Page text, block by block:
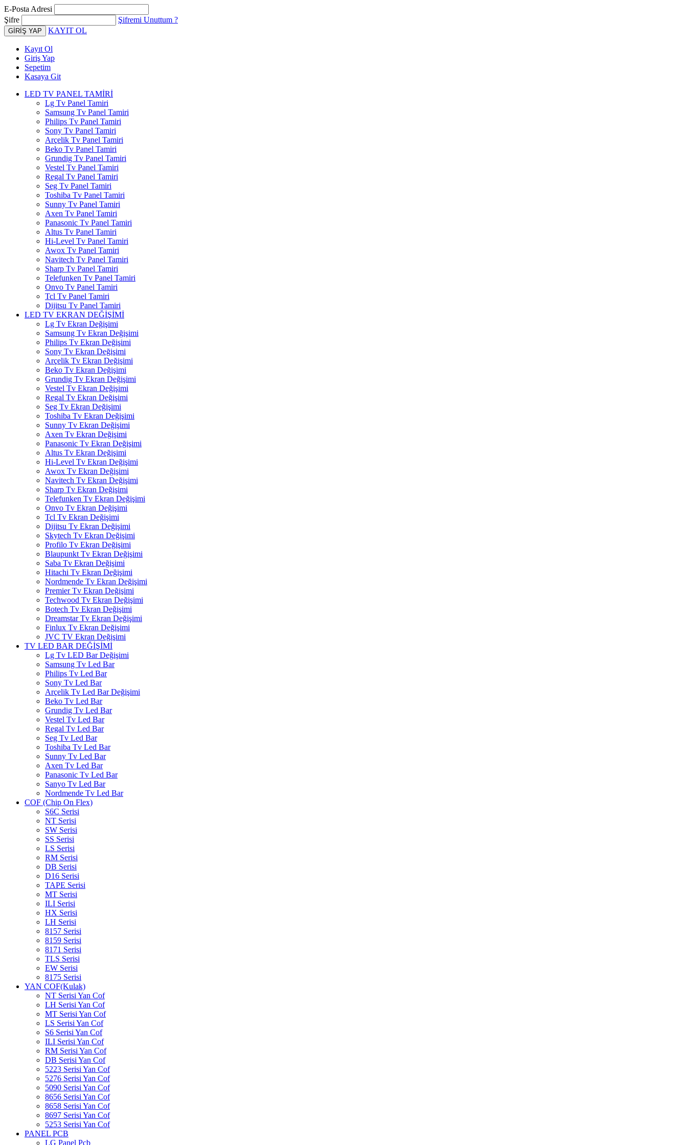
E-Posta Adresi
Şifre
Şifremi Unuttum ?
KAYIT OL
Kayıt Ol
Giriş Yap
Sepetim
Kasaya Git
LED TV PANEL TAMİRİ
Lg Tv Panel Tamiri
Samsung Tv Panel Tamiri
Philips Tv Panel Tamiri
Sony Tv Panel Tamiri
Arçelik Tv Panel Tamiri
Beko Tv Panel Tamiri
Grundig Tv Panel Tamiri
Vestel Tv Panel Tamiri
Regal Tv Panel Tamiri
Seg Tv Panel Tamiri
Toshiba Tv Panel Tamiri
Sunny Tv Panel Tamiri
Axen Tv Panel Tamiri
Panasonic Tv Panel Tamiri
Altus Tv Panel Tamiri
Hi-Level Tv Panel Tamiri
Awox Tv Panel Tamiri
Navitech Tv Panel Tamiri
Sharp Tv Panel Tamiri
Telefunken Tv Panel Tamiri
Onvo Tv Panel Tamiri
Tcl Tv Panel Tamiri
Dijitsu Tv Panel Tamiri
LED TV EKRAN DEĞİŞİMİ
Lg Tv Ekran Değişimi
Samsung Tv Ekran Değişimi
Philips Tv Ekran Değişimi
Sony Tv Ekran Değişimi
Arçelik Tv Ekran Değişimi
Beko Tv Ekran Değişimi
Grundig Tv Ekran Değişimi
Vestel Tv Ekran Değişimi
Regal Tv Ekran Değişimi
Seg Tv Ekran Değişimi
Toshiba Tv Ekran Değişimi
Sunny Tv Ekran Değişimi
Axen Tv Ekran Değişimi
Panasonic Tv Ekran Değişimi
Altus Tv Ekran Değişimi
Hi-Level Tv Ekran Değişimi
Awox Tv Ekran Değişimi
Navitech Tv Ekran Değişimi
Sharp Tv Ekran Değişimi
Telefunken Tv Ekran Değişimi
Onvo Tv Ekran Değişimi
Tcl Tv Ekran Değişimi
Dijitsu Tv Ekran Değişimi
Skytech Tv Ekran Değişimi
Profilo Tv Ekran Değişimi
Blaupunkt Tv Ekran Değişimi
Saba Tv Ekran Değişimi
Hitachi Tv Ekran Değişimi
Nordmende Tv Ekran Değişimi
Premier Tv Ekran Değişimi
Techwood Tv Ekran Değişimi
Botech Tv Ekran Değişimi
Dreamstar Tv Ekran Değişimi
Finlux Tv Ekran Değişimi
JVC TV Ekran Değişimi
TV LED BAR DEĞİŞİMİ
Lg Tv LED Bar Değişimi
Samsung Tv Led Bar
Philips Tv Led Bar
Sony Tv Led Bar
Arçelik Tv Led Bar Değişimi
Beko Tv Led Bar
Grundig Tv Led Bar
Vestel Tv Led Bar
Regal Tv Led Bar
Seg Tv Led Bar
Toshiba Tv Led Bar
Sunny Tv Led Bar
Axen Tv Led Bar
Panasonic Tv Led Bar
Sanyo Tv Led Bar
Nordmende Tv Led Bar
COF (Chip On Flex)
S6C Serisi
NT Serisi
SW Serisi
SS Serisi
LS Serisi
RM Serisi
DB Serisi
D16 Serisi
TAPE Serisi
MT Serisi
ILI Serisi
HX Serisi
LH Serisi
8157 Serisi
8159 Serisi
8171 Serisi
TLS Serisi
EW Serisi
8175 Serisi
YAN COF(Kulak)
NT Serisi Yan Cof
LH Serisi Yan Cof
MT Serisi Yan Cof
LS Serisi Yan Cof
S6 Serisi Yan Cof
ILI Serisi Yan Cof
RM Serisi Yan Cof
DB Serisi Yan Cof
5223 Serisi Yan Cof
5276 Serisi Yan Cof
5090 Serisi Yan Cof
8656 Serisi Yan Cof
8658 Serisi Yan Cof
8697 Serisi Yan Cof
5253 Serisi Yan Cof
PANEL PCB
LG Panel Pcb